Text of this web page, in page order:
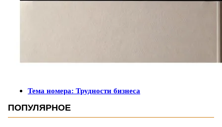
Тема номера: Трудности бизнеса
ПОПУЛЯРНОЕ